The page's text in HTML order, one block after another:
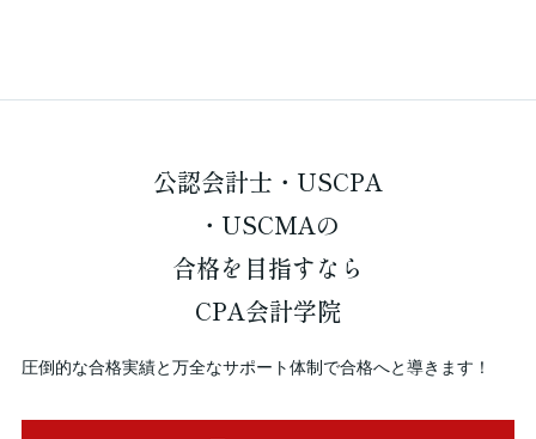
公認会計士・USCPA
・USCMAの
合格を 目指すなら
CPA会計学院
圧倒的な合格実績と万全なサポート体制で合格へと導きます！